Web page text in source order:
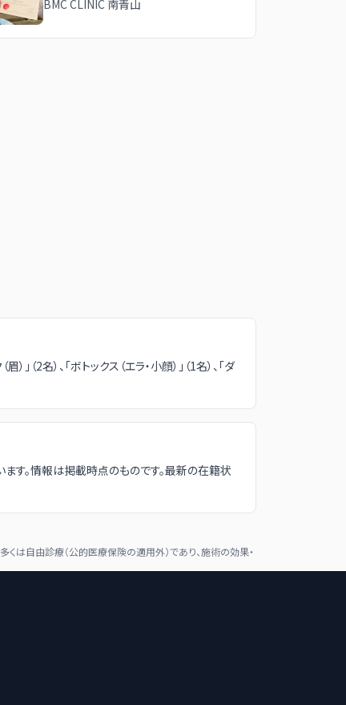
BMC CLINIC 南青山
名）、「ボトックス（エラ・小顔）」（1名）、「ダ
す。情報は掲載時点のものです。最新の在籍状
は自由診療（公的医療保険の適用外）であり、施術の効果・